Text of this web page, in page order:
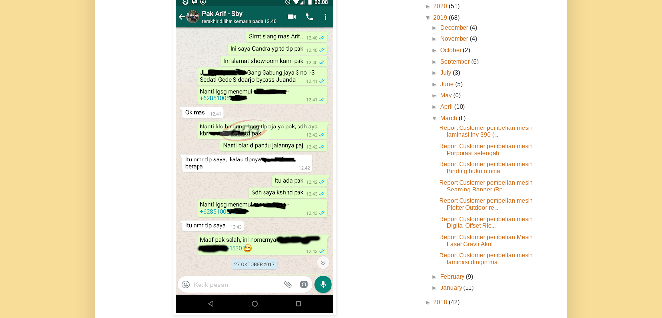
► 2020 (51)
▼ 2019 (68)
►
December(4)
►
November(4)
►October(2)
►September(6)
►July(3)
►June(5)
►
May(6)
►April(10)
▼
March(8)
Report Customer pembelian mesin
laminasi Inv 390 (...
Report Customer pembelian mesin
Porporasi setengah...
Report Customer pembelian mesin
Binding buku otoma...
Report Customer pembelian mesin
Seaming Banner (Bp...
Report Customer pembelian mesin
Plotter Outdoor re...
Report Customer pembelian mesin
Digital Offset Ric...
Report Customer pembelian Mesin
Laser Gravir Akril...
Report Customer pembelian mesin
laminasi dingin ma...
► February(9)
►January(11)
► 2018 (42)